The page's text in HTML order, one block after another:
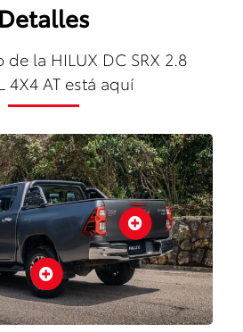
Detalles
la HILUX DC SRX 2.8
4X4 AT está aquí

